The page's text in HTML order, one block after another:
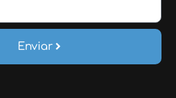
Enviar